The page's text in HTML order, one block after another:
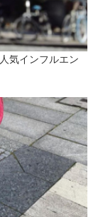
気インフルエン